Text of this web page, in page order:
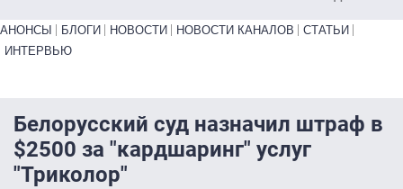
Primary links bottom
АНОНСЫ БЛОГИ НОВОСТИ НОВОСТИ КАНАЛОВ
СТАТЬИ
ИНТЕРВЬЮ
Белорусский суд назначил штраф в
$2500 за "кардшаринг" услуг
"Триколор"